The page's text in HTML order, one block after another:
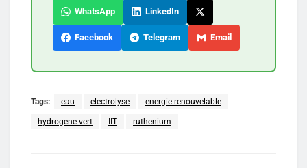
WhatsApp LinkedIn
Facebook Telegram Email
Tags: eau electrolyse energie renouvelable
hydrogene vert IIT ruthenium